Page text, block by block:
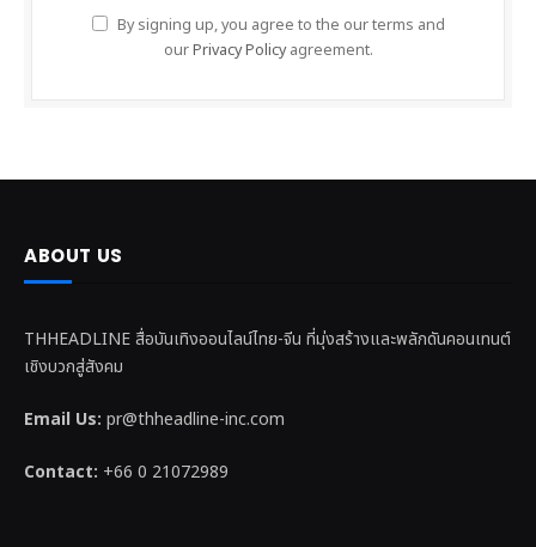
By signing up, you agree to the our terms and
ourPrivacy Policyagreement.
ABOUT US
THHEADLINE สื่อบันเทิงออนไลน์ไทย-จีน ที่มุ่งสร้างและพลักดันคอนเทนต์
เชิงบวกสู่สังคม
Email Us: pr@thheadline-inc.com
Contact: +66 0 21072989